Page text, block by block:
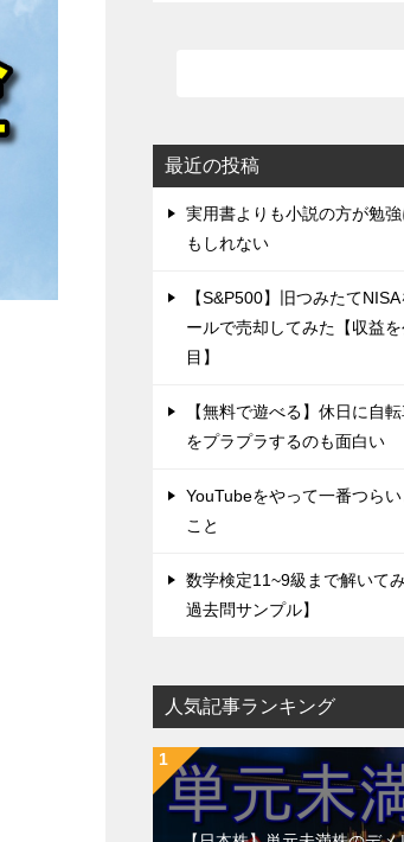
最近の投稿
実用書よりも小説の方が勉
もしれない
【S&P500】旧つみたて
ールで売却してみた【収益
目】
【無料で遊べる】休日に自
をプラプラするのも面白い
YouTubeをやって一番つら
こと
数学検定11~9級まで解いて
過去問サンプル】
人気記事ランキング